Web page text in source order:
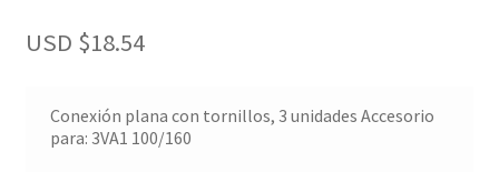
USD $18.54
Conexión plana con tornillos, 3 unidades Accesorio
para: 3VA1 100/160